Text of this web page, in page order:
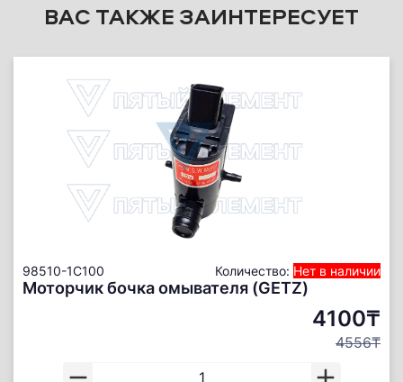
ВАС ТАКЖЕ ЗАИНТЕРЕСУЕТ
98510-1C100 Количество: Нет в наличии
Моторчик бочка омывателя (GETZ)
4100₸
4556₸